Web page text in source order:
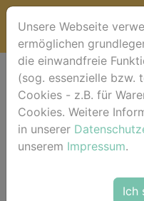
Warenkorb
Dein Warenkorb ist
Unsere Webseite
ermöglichen
die einwandfreie
(sog. essenzielle bzw.
Cookies - z.B. für
Cookies. Weitere
in unserer
unserem Impressum.
Ich